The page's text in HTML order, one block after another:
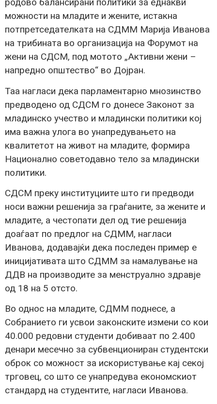
родово балансирани политики за еднакви
можности на младите и жените, истакна
потпретседателката на СДММ Марија Иванова
на трибината во организација на Форумот на
жени на СДСМ, под мотото „Активни жени –
напредно општество“ во Дојран.
Таа нагласи дека парламентарно мнозинство
предводено од СДСМ го донесе Законот за
младинско учество и младински политики кој
има важна улога во унапредувањето на
квалитетот на живот на младите, формира
Национално советодавно тело за младински
политики.
СДСМ преку институциите што ги предводи
носи важни решенија за граѓаните, за жените и
младите, а честопати дел од тие решенија
доаѓаат по предлог на СДММ, нагласи
Иванова, додавајќи дека последен пример е
иницијативата што СДММ за намалување на
ДДВ на производите за менструално здравје
од 18 на 5 отсто.
Во однос на младите, СДММ поднесе, а
Собранието ги усвои законските измени со кои
40.000 редовни студенти добиваат по 2.400
денари месечно за субвенциониран студентски
оброк со можност за искористување кај секој
трговец, со што се унапредува економскиот
стандард на студентите, нагласи Иванова.